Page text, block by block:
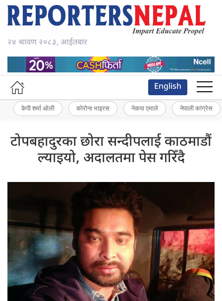
२४ श्रावण २०८३, आईतबार
English
केपी शर्मा ओली कोरोना भाइरस नेकपा एमाले नेपाली कांग्रेस
टोपबहादुरका छोरा सन्दीपलाई काठमाडौं
ल्याइयो, अदालतमा पेस गरिँदै